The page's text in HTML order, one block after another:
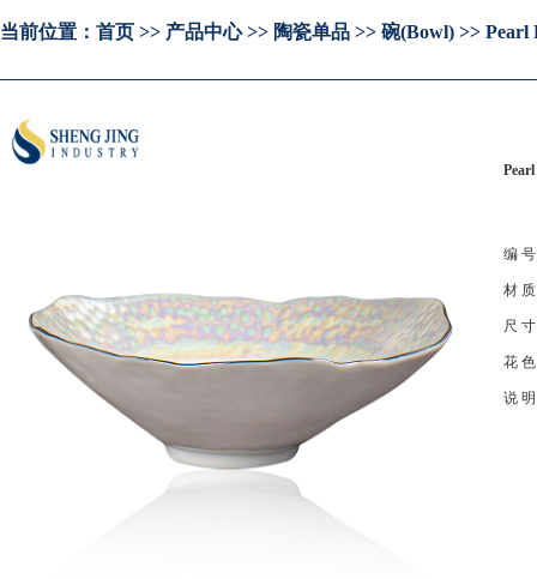
当前位置： 首页 >> 产品中心 >> 陶瓷单品 >> 碗(Bowl) >> Pearl
编
材
尺
花
说